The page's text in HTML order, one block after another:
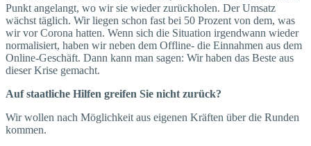
Punkt angelangt, wo wir sie wieder zurückholen. Der Umsatz
wächst täglich. Wir liegen schon fast bei 50 Prozent von dem, was
wir vor Corona hatten. Wenn sich die Situation irgendwann wieder
normalisiert, haben wir neben dem Offline- die Einnahmen aus dem
Online-Geschäft. Dann kann man sagen: Wir haben das Beste aus
dieser Krise gemacht.
Auf staatliche Hilfen greifen Sie nicht zurück?
Wir wollen nach Möglichkeit aus eigenen Kräften über die Runden
kommen.